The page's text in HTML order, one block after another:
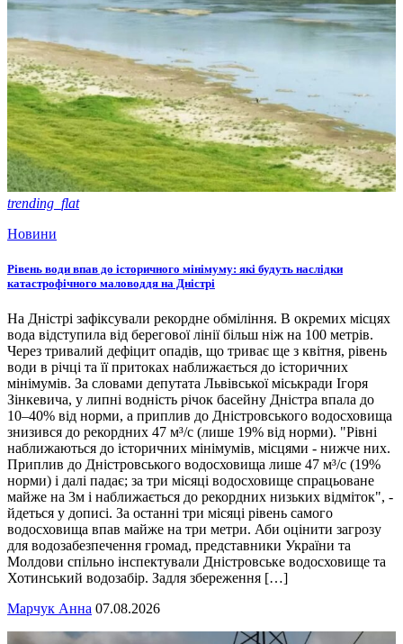
trending_flat
Новини
Рівень води впав до історичного мінімуму: які будуть наслідки
катастрофічного маловоддя на Дністрі
На Дністрі зафіксували рекордне обміління. В окремих місцях
вода відступила від берегової лінії більш ніж на 100 метрів.
Через тривалий дефіцит опадів, що триває ще з квітня, рівень
води в річці та її притоках наближається до історичних
мінімумів. За словами депутата Львівської міськради Ігоря
Зінкевича, у липні водність річок басейну Дністра впала до
10–40% від норми, а приплив до Дністровського водосховища
знизився до рекордних 47 м³/с (лише 19% від норми). "Рівні
наближаються до історичних мінімумів, місцями - нижче них.
Приплив до Дністровського водосховища лише 47 м³/с (19%
норми) і далі падає; за три місяці водосховище спрацьоване
майже на 3м і наближається до рекордних низьких відміток", -
йдеться у дописі. За останні три місяці рівень самого
водосховища впав майже на три метри. Аби оцінити загрозу
для водозабезпечення громад, представники України та
Молдови спільно інспектували Дністровське водосховище та
Хотинський водозабір. Задля збереження […]
Марчук Анна 07.08.2026